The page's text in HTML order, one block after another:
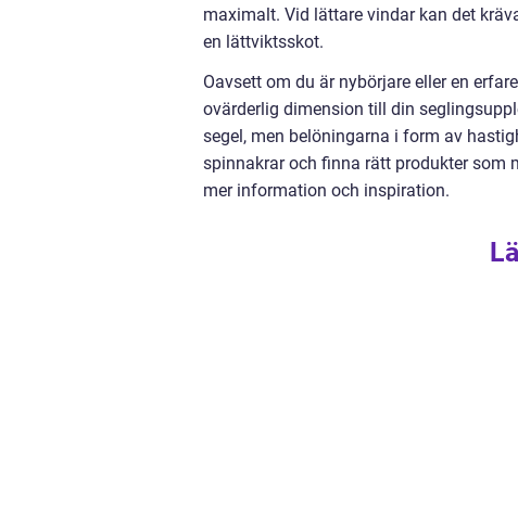
maximalt. Vid lättare vindar kan det
en lättviktsskot.
Oavsett om du är nybörjare eller en
ovärderlig dimension till din
segel, men belöningarna i form av
spinnakrar och finna rätt produkter som
mer information och inspiration.